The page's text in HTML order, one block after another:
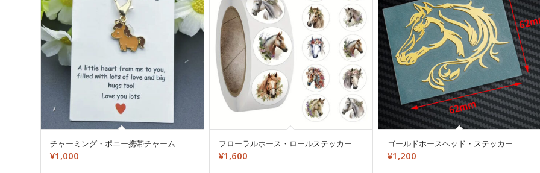
チャーミング・ポニー携帯チャーム
¥1,000
フローラルホース・ロールステッカー
¥1,600
ゴールドホースヘッド・ステッカー
¥1,200